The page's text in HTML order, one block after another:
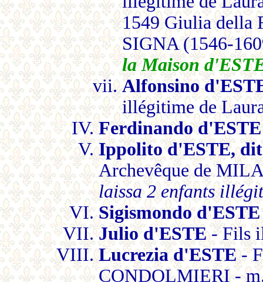
1549 Giulia della
SIGNA (1546-
la Maison
Alfonsino
illégitime de
Ferdinando d'ESTE
Ippolito d'ESTE,
Archevêque de
laissa 2 enfants
Sigismondo d'ESTE
Julio d'ESTE - Fils
Lucrezia d'ESTE-
CONDOLMIERI -